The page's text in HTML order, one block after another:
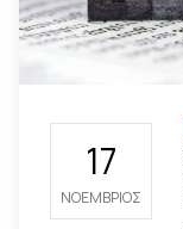
17
ΝΟΈΜΒΡΙΟΣ